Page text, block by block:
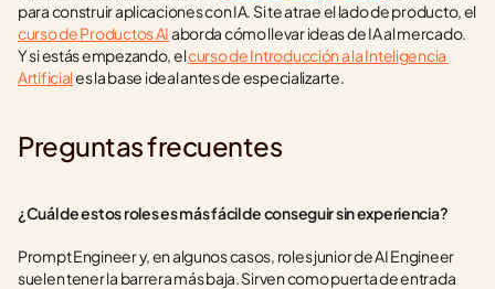
curso de Productos AI aborda cómo llevar ideas de IA al mercado.
Y si estás empezando, el curso de Introducción a la Inteligencia
Artificial es la base ideal antes de especializarte.
Preguntas frecuentes
¿Cuál de estos roles es más fácil de conseguir sin experiencia?
Prompt Engineer y, en algunos casos, roles junior de AI Engineer
suelen tener la barrera más baja. Sirven como puerta de entrada